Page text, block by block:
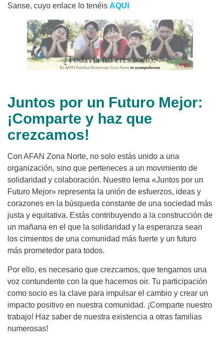
Sanse, cuyo enlace lo tenéis AQUI
Juntos por un Futuro Mejor:
¡Comparte y haz que
crezcamos!
Con AFAN Zona Norte, no solo estás unido a una
organización, sino que perteneces a un movimiento de
solidaridad y colaboración. Nuestro lema «Juntos por un
Futuro Mejor» representa la unión de esfuerzos, ideas y
corazones en la búsqueda constante de una sociedad más
justa y equitativa. Estás contribuyendo a la construcción de
un mañana en el que la solidaridad y la esperanza sean
los cimientos de una comunidad más fuerte y un futuro
más prometedor para todos.
Por ello, es necesario que crezcamos, que tengamos una
voz contundente con la que hacernos oir. Tu participación
como socio es la clave para impulsar el cambio y crear un
impacto positivo en nuestra comunidad. ¡Comparte nuestro
trabajo! Haz saber de nuestra existencia a otras familias
numerosas!